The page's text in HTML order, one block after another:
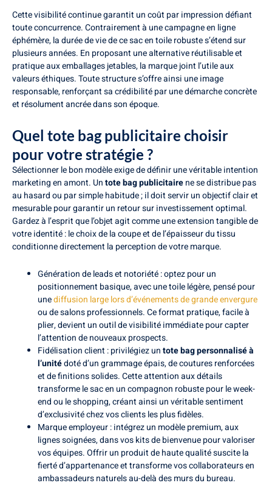
Cette visibilité continue garantit un coût par impression défiant
toute concurrence. Contrairement à une campagne en ligne
éphémère, la durée de vie de ce sac en toile robuste s’étend sur
plusieurs années. En proposant une alternative réutilisable et
pratique aux emballages jetables, la marque joint l’utile aux
valeurs éthiques. Toute structure s’offre ainsi une image
responsable, renforçant sa crédibilité par une démarche concrète
et résolument ancrée dans son époque.
Quel tote bag publicitaire choisir
pour votre stratégie ?
Sélectionner le bon modèle exige de définir une véritable intention
marketing en amont. Untote bag publicitairene se distribue pas
au hasard ou par simple habitude ; il doit servir un objectif clair et
mesurable pour garantir un retour sur investissement optimal.
Gardez à l’esprit que l’objet agit comme une extension tangible de
votre identité : le choix de la coupe et de l’épaisseur du tissu
conditionne directement la perception de votre marque.
Génération de leads et notoriété : optez pour un
positionnement basique, avec une toile légère, pensé pour
unediffusion large lors d’événements de grande envergure
ou de salons professionnels. Ce format pratique, facile à
plier, devient un outil de visibilité immédiate pour capter
l’attention de nouveaux prospects.
Fidélisation client : privilégiez untote bag personnalisé à
l’unitédoté d’un grammage épais, de coutures renforcées
et de finitions solides. Cette attention aux détails
transforme le sac en un compagnon robuste pour le week-
end ou le shopping, créant ainsi un véritable sentiment
d’exclusivité chez vos clients les plus fidèles.
Marque employeur : intégrez un modèle premium, aux
lignes soignées, dans vos kits de bienvenue pour valoriser
vos équipes. Offrir un produit de haute qualité suscite la
fierté d’appartenance et transforme vos collaborateurs en
ambassadeurs naturels au-delà des murs du bureau.